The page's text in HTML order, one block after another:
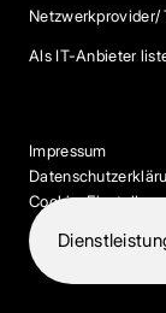
Netzwerkprovider/
Als IT-Anbieter
© 2026 IT-Dock.
Impressum
Cookie-